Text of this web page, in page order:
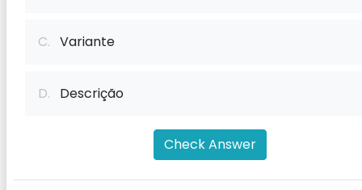
C. Variante
D. Descrição
Check Answer